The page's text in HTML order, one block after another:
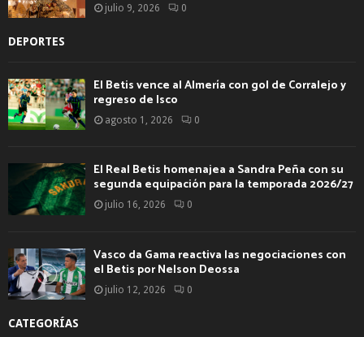
julio 9, 2026 0
DEPORTES
El Betis vence al Almería con gol de Corralejo y
regreso de Isco
agosto 1, 2026 0
El Real Betis homenajea a Sandra Peña con su
segunda equipación para la temporada 2026/27
julio 16, 2026 0
Vasco da Gama reactiva las negociaciones con
el Betis por Nelson Deossa
julio 12, 2026 0
CATEGORÍAS